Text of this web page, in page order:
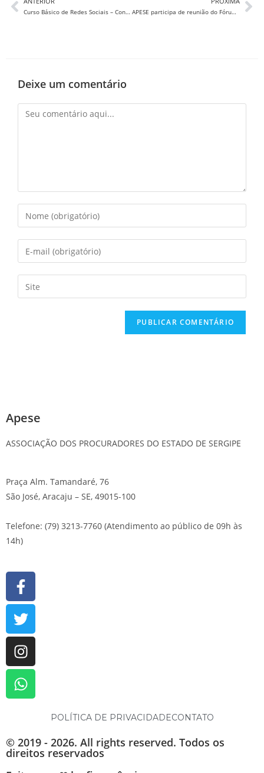
Curso Básico de Redes Sociais – Conecte-se! APESE participa de reunião do Fórum Sergipano em Defesa do Serviço Público
Deixe um comentário
Apese
ASSOCIAÇÃO DOS PROCURADORES DO ESTADO DE SERGIPE
Praça Alm. Tamandaré, 76
São José, Aracaju – SE, 49015-100
Telefone: (79) 3213-7760 (Atendimento ao público de 09h às
14h)
POLÍTICA DE PRIVACIDADECONTATO
© 2019 - 2026. All rights reserved. Todos os
direitos reservados